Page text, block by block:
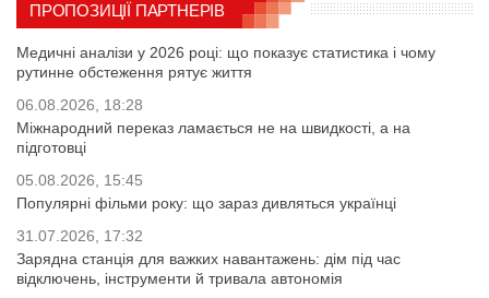
ПРОПОЗИЦІЇ ПАРТНЕРІВ
Медичні аналізи у 2026 році: що показує статистика і чому
рутинне обстеження рятує життя
06.08.2026, 18:28
Міжнародний переказ ламається не на швидкості, а на
підготовці
05.08.2026, 15:45
Популярні фільми року: що зараз дивляться українці
31.07.2026, 17:32
Зарядна станція для важких навантажень: дім під час
відключень, інструменти й тривала автономія